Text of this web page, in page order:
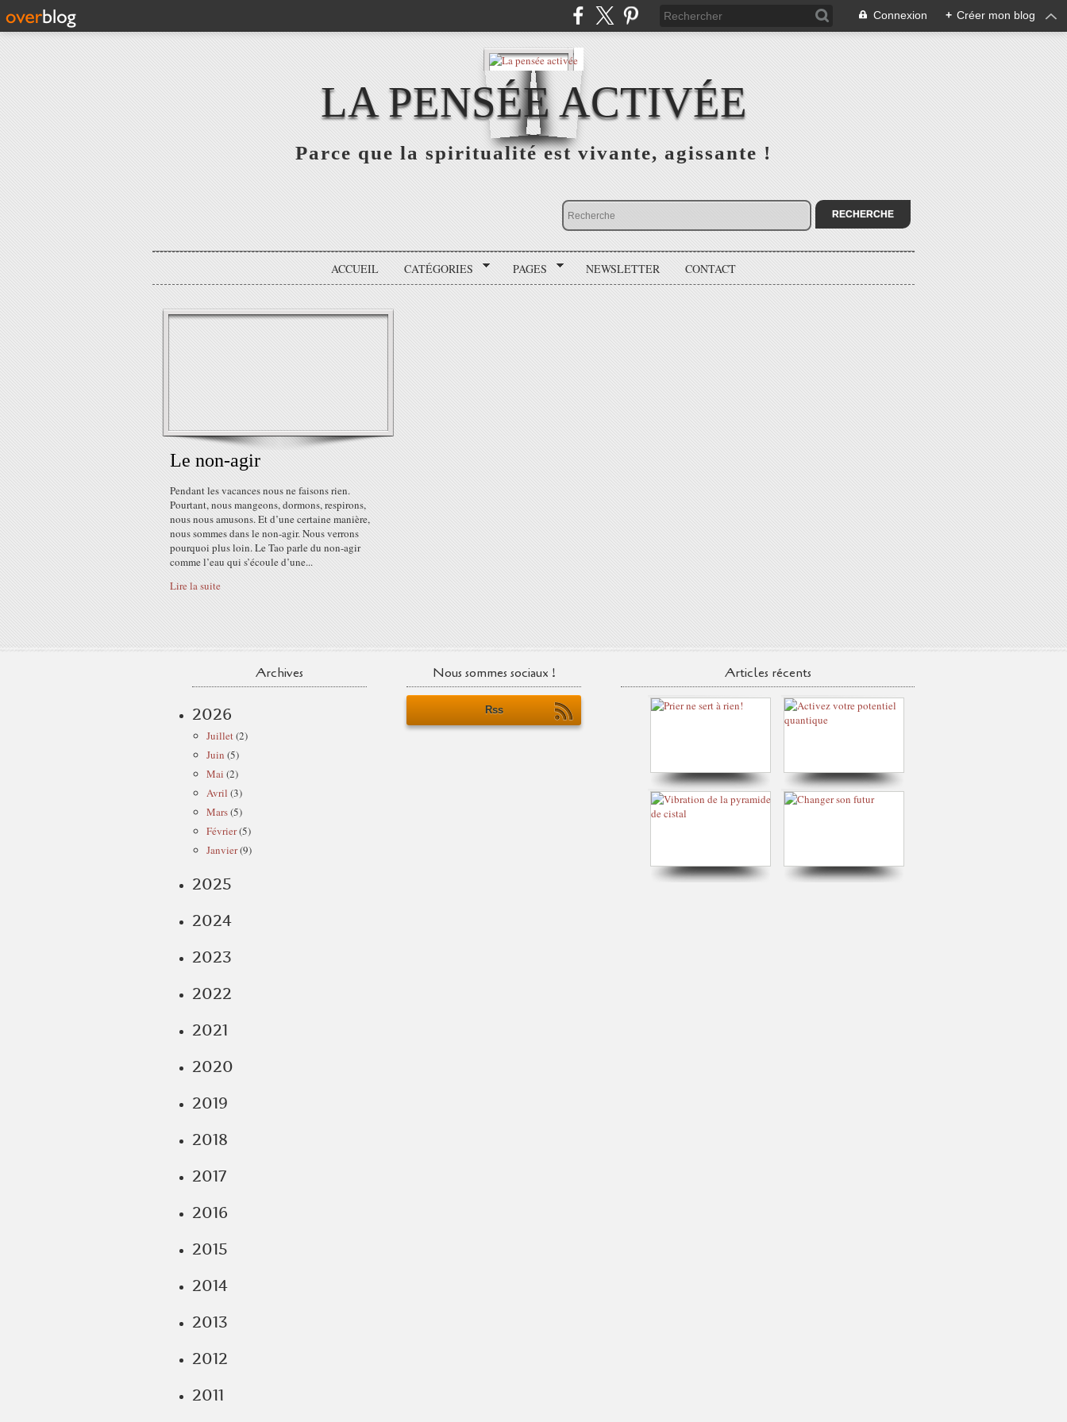
Connexion + Créer mon blog
LA PENSÉE ACTIVÉE
Parce que la spiritualité est vivante, agissante !
ACCUEIL CATÉGORIES PAGES NEWSLETTER CONTACT
Le non-agir
Pendant les vacances nous ne faisons rien.
Pourtant, nous mangeons, dormons, respirons,
nous nous amusons. Et d’une certaine manière,
nous sommes dans le non-agir. Nous verrons
pourquoi plus loin. Le Tao parle du non-agir
comme l’eau qui s’écoule d’une...
Lire la suite
Archives
2026
Juillet(2)
Juin (5)
Mai (2)
Avril (3)
Mars(5)
Février(5)
Janvier(9)
2025
2024
2023
2022
2021
2020
2019
2018
2017
2016
2015
2014
2013
2012
2011
Nous sommes sociaux !
Rss
Articles récents